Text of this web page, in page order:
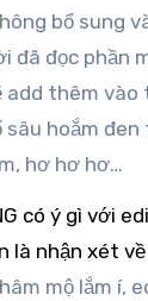
bổ sung
đã đọc phần
add thêm vào
sâu hoắm
hơ hơ hơ…
có ý gì với
là nhận xét
mộ lắm í,